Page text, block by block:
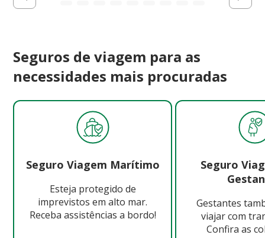
Seguros de viagem para as
necessidades mais procuradas
Seguro Viagem Marítimo
Esteja protegido de
imprevistos em alto mar.
Receba assistências a bordo!
Seguro
Gestantes
viajar com
Confira as